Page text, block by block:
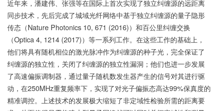
近年来，潘建伟、张强等在国际上首次实现了独立纠缠源的远距离
同步技术，先后完成了城域光纤网络中基于独立纠缠源的量子隐形
传态（Nature Photonics 10, 671 (2016)）和百公里纠缠交换
（Optica 4, 1214 (2017)）等一系列工作。在这些工作的基础上，
他们将具有随机相位的激光脉冲作为纠缠源的种子光，完全保证了
纠缠源的独立性，关闭了纠缠源的独立性漏洞；他们也进一步发展
了高速偏振调制器，通过量子随机数发生器产生的信号对其进行驱
动，在250MHz重复频率下，实现了对光子偏振态高达99%保真度的
精准调控。上述技术的发展极大缩短了非定域性检验所需的距离要